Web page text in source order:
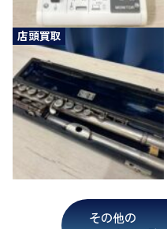
店頭買取
その他の